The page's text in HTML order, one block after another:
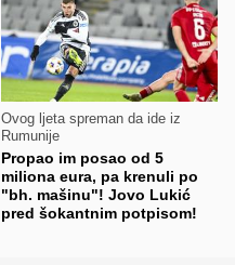
Ovog ljeta spreman da ide iz
Rumunije
Propao im posao od 5
miliona eura, pa krenuli po
"bh. mašinu"! Jovo Lukić
pred šokantnim potpisom!